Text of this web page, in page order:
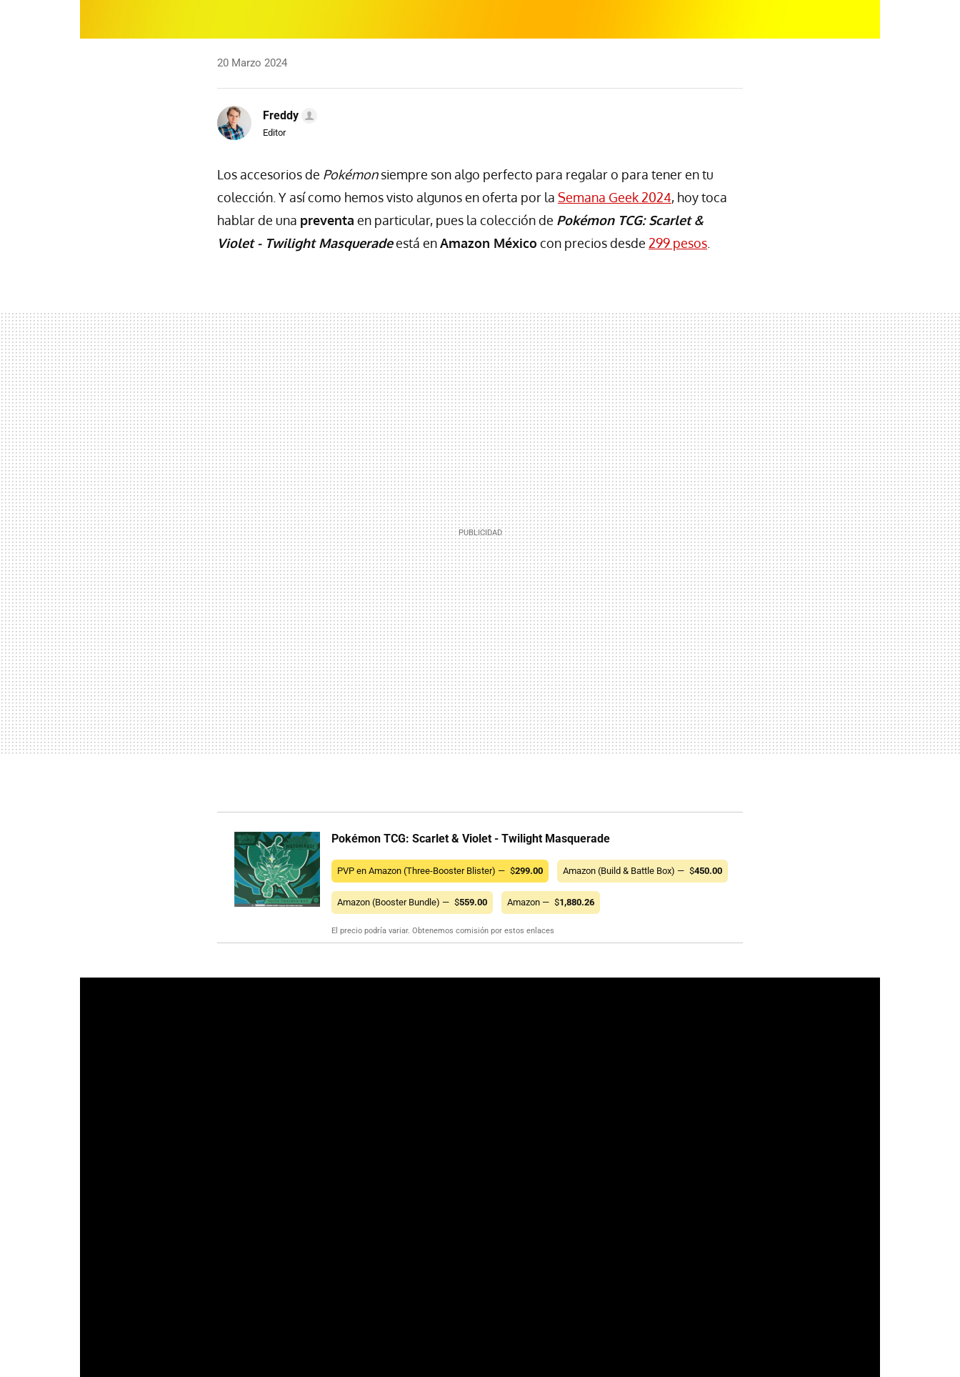
20 Marzo 2024
Freddy
Editor
Los accesorios de Pokémonsiempre son algo perfecto para regalar o para tener en tu
colección. Y así como hemos visto algunos en oferta por la Semana Geek 2024, hoy toca
hablar de una preventa en particular, pues la colección de Pokémon TCG: Scarlet &
Violet - Twilight Masqueradeestá enAmazon México con precios desde 299 pesos
Pokémon TCG: Scarlet & Violet - Twilight Masquerade
PVP en Amazon (Three-Booster Blister) — $299.00 Amazon (Build & Battle Box) — $450.00
Amazon (Booster Bundle) — $559.00 Amazon — $1,880.26
El precio podría variar. Obtenemos comisión por estos enlaces